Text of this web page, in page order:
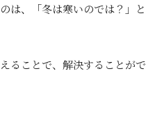
は、「冬は寒いのでは？」と
ることで、解決することがで